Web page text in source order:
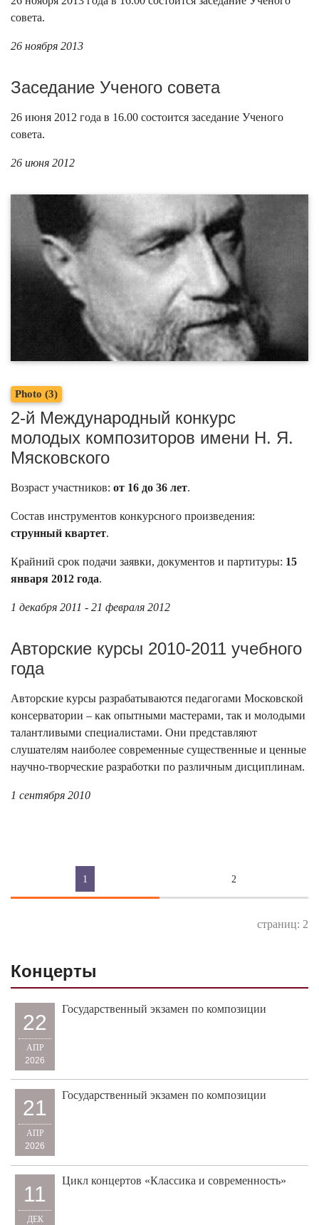
совета.
26 ноября 2013
Заседание Ученого совета
26 июня 2012 года в 16.00 состоится заседание Ученого
совета.
26 июня 2012
Photo (3)
2-й Международный конкурс
молодых композиторов имени Н. Я.
Мясковского
Возраст участников: от 16 до 36 лет.
Состав инструментов конкурсного произведения:
струнный квартет.
Крайний срок подачи заявки, документов и партитуры: 15
января 2012 года.
1 декабря 2011 - 21 февраля 2012
Авторские курсы 2010-2011 учебного
года
Авторские курсы разрабатываются педагогами Московской
консерватории – как опытными мастерами, так и молодыми
талантливыми специалистами. Они представляют
слушателям наиболее современные существенные и ценные
научно-творческие разработки по различным дисциплинам.
1 сентября 2010
1 2
страниц: 2
Концерты
22
АПР
2026
Государственный экзамен по композиции
21
АПР
2026
Государственный экзамен по композиции
11
ДЕК
Цикл концертов «Классика и современность»